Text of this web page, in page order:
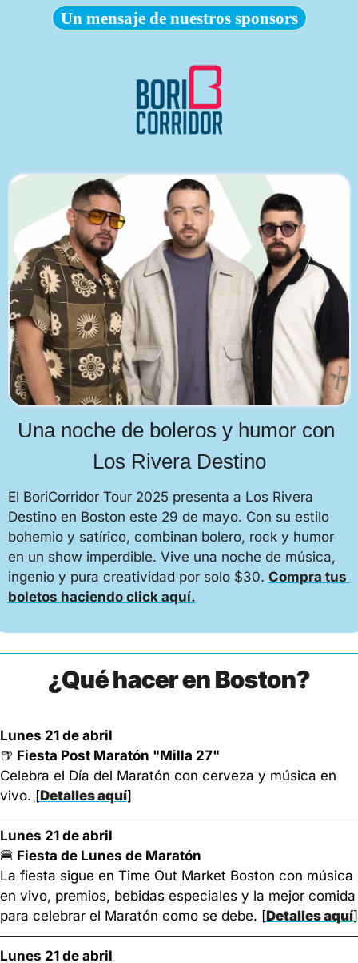
Un mensaje de nuestros sponsors
Una noche de boleros y humor con
Los Rivera Destino
El BoriCorridor Tour 2025 presenta a Los Rivera
Destino en Boston este 29 de mayo. Con su estilo
bohemio y satírico, combinan bolero, rock y humor
en un show imperdible. Vive una noche de música,
ingenio y pura creatividad por solo $30. Compra tus
boletos haciendo click aquí.
¿Qué hacer en Boston?
Lunes 21 de abril
🍺 Fiesta Post Maratón "Milla 27"
Celebra el Día del Maratón con cerveza y música en
vivo. [Detalles aquí]
Lunes 21 de abril
🍔 Fiesta de Lunes de Maratón
La fiesta sigue en Time Out Market Boston con música
en vivo, premios, bebidas especiales y la mejor comida
para celebrar el Maratón como se debe. [Detalles aquí]
Lunes 21 de abril